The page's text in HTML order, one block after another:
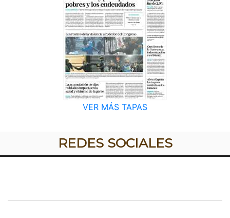
VER MÁS TAPAS
REDES SOCIALES